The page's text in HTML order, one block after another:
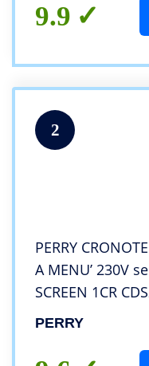
9.9
2
PERRY
A MENU’ 230V
SCREEN 1CR
PERRY